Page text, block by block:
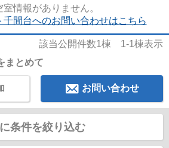
室情報がありません。
千間台へのお問い合わせはこちら
該当公開件数1棟 1-1棟表示
まとめて
お問い合わせ
条件を絞り込む